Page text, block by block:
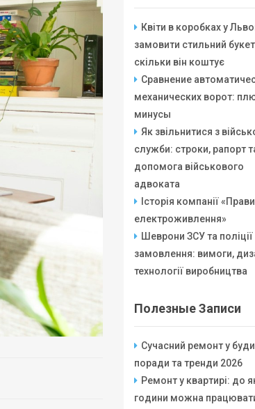
Квіти в коробках у
замовити стильний букет
скільки він коштує
Сравнение
механических ворот:
минусы
Як звільнитися з
служби: строки, рапорт
допомога військового
адвоката
Історія компанії
електроживлення»
Шеврони ЗСУ та поліції
замовлення: вимоги,
технології виробництва
Полезные Записи
Сучасний ремонт у
поради та тренди 2026
Ремонт у квартирі: до
години можна